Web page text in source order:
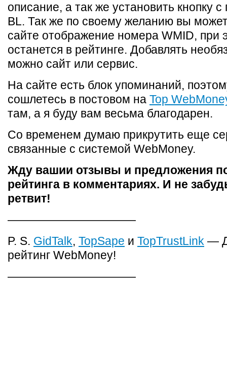
описание, а так же установить кнопку с
BL. Так же по своему желанию вы
сайте отображение номера WMID, при
останется в рейтинге. Добавлять
можно сайт или сервис.
На сайте есть блок упоминаний,
сошлетесь в постовом на Top
там, а я буду вам весьма благодарен.
Со временем думаю прикрутить еще
связанные с системой WebMoney.
Жду вашии отзывы и предложения
рейтинга в комментариях. И не
ретвит!
———————————
P. S. GidTalk, TopSape и TopTrustLink —
рейтинг WebMoney!
———————————